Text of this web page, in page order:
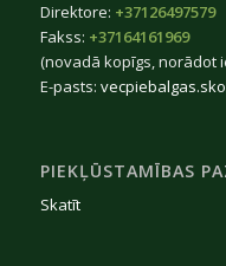
Direktore: +37126497579
Fakss: +37164161969
(novadā kopīgs, norādot
E-pasts:
PIEKĻŪSTAMĪBAS
Skatīt